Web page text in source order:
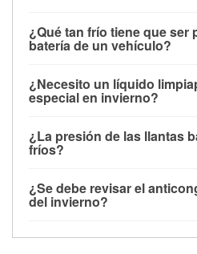
¿Qué tan frío tiene que ser
batería de un vehículo?
debajo de los 32 °F y puede
su potencia de arranque
arranque.
¿Necesito un líquido
especial en invierno?
la congelación y ayuda a
derretida en la carretera para
¿La presión de las llantas
fríos?
alrededor de 1 PSI por cada
temperatura. Puedes obtener
¿Se debe revisar el
del invierno?